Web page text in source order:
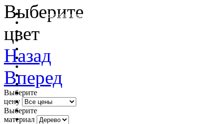
очистить фильтр цвета
Выберите
цвет
Назад
Вперед
Выберите
цену
Выберите
материал